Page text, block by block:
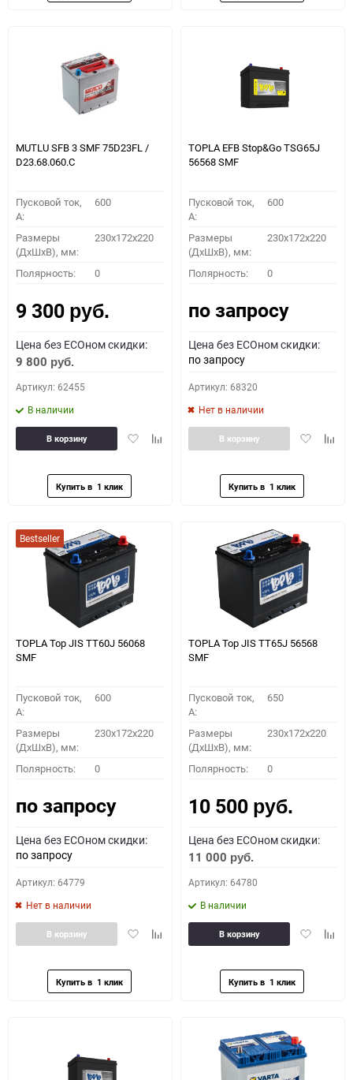
MUTLU SFB 3 SMF 75D23FL /
D23.68.060.C
Пусковой ток,
A:
600
Размеры
(ДхШхВ), мм:
230x172x220
Полярность: 0
9 300 руб.
Цена без ECOном скидки:
9 800 руб.
Артикул: 62455
В наличии
ДобавитьДобавить
В корзину
TOPLA EFB Stop&Go TSG65J
56568 SMF
Пусковой ток,
A:
600
Размеры
(ДхШхВ), мм:
230x172x220
Полярность: 0
по запросу
Цена без ECOном скидки:
по запросу
Артикул: 68320
Нет в наличии
Добавить
В корзину
Bestseller
TOPLA Top JIS TT60J 56068
SMF
Пусковой ток,
A:
600
Размеры
(ДхШхВ), мм:
230x172x220
Полярность: 0
по запросу
Цена без ECOном скидки:
по запросу
Артикул: 64779
Нет в наличии
ДобавитьДобавить
В корзину
TOPLA Top JIS TT65J 56568
SMF
Пусковой ток,
A:
650
Размеры
(ДхШхВ), мм:
230x172x220
Полярность: 0
10 500 руб.
Цена без ECOном скидки:
11 000 руб.
Артикул: 64780
В наличии
Добавить
В корзину